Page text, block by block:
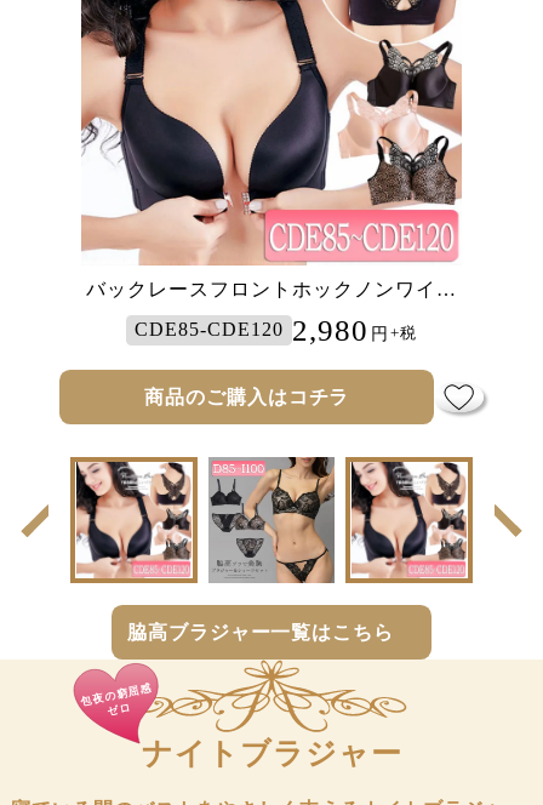
バックレースフロントホックノンワイヤ
ーブラジャー
CDE85-CDE120 2,980 円 +税
商品のご購入はコチラ
カシュクールデザインブラジャー＆ショ
ーツセット
D85-H100 1,700円 +税
商品のご購入はコチラ
前
次
脇高ブラジャー一覧はこちら
ナイトブラジャー
包夜の窮屈感
ゼロ